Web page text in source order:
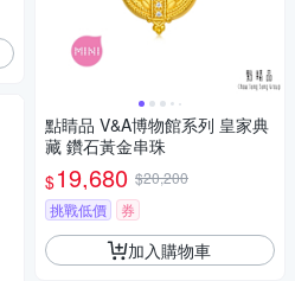
點睛品 V&A博物館系列 皇家典
藏 鑽石黃金串珠
$19,680 $20,200
挑戰低價
券
加入購物車